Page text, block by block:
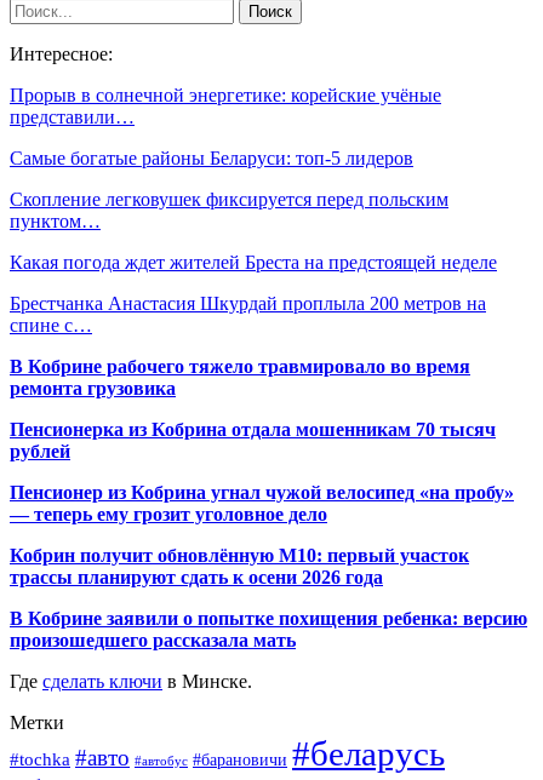
Интересное:
Прорыв в солнечной энергетике: корейские учёные
представили…
Самые богатые районы Беларуси: топ-5 лидеров
Скопление легковушек фиксируется перед польским
пунктом…
Какая погода ждет жителей Бреста на предстоящей неделе
Брестчанка Анастасия Шкурдай проплыла 200 метров на
спине с…
В Кобрине рабочего тяжело травмировало во время
ремонта грузовика
Пенсионерка из Кобрина отдала мошенникам 70 тысяч
рублей
Пенсионер из Кобрина угнал чужой велосипед «на пробу»
— теперь ему грозит уголовное дело
Кобрин получит обновлённую М10: первый участок
трассы планируют сдать к осени 2026 года
В Кобрине заявили о попытке похищения ребенка: версию
произошедшего рассказала мать
Где сделать ключи в Минске.
Метки
#tochka #авто #автобус #барановичи #беларусь